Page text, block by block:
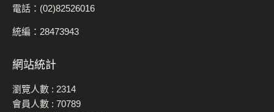
電話：(02)82526016
統編：28473943
網站統計
瀏覽人數 : 2314
會員人數 : 70789